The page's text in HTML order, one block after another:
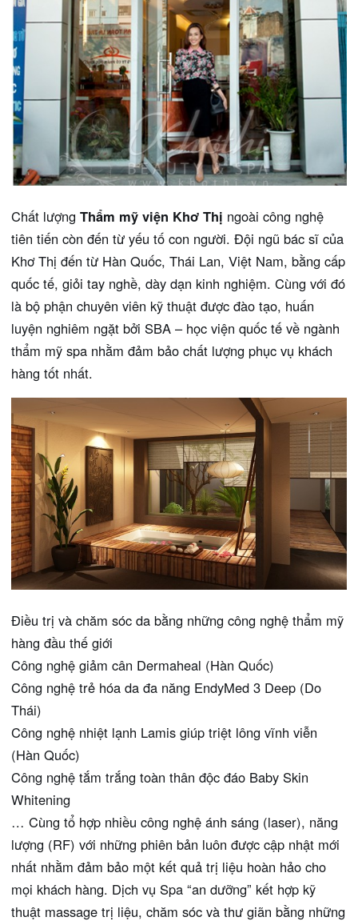
Chất lượng Thẩm mỹ viện Khơ Thị ngoài công nghệ
tiên tiến còn đến từ yếu tố con người. Đội ngũ bác sĩ của
Khơ Thị đến từ Hàn Quốc, Thái Lan, Việt Nam, bằng cấp
quốc tế, giỏi tay nghề, dày dạn kinh nghiệm. Cùng với đó
là bộ phận chuyên viên kỹ thuật được đào tạo, huấn
luyện nghiêm ngặt bởi SBA – học viện quốc tế về ngành
thẩm mỹ spa nhằm đảm bảo chất lượng phục vụ khách
hàng tốt nhất.
Điều trị và chăm sóc da bằng những công nghệ thẩm mỹ
hàng đầu thế giới
Công nghệ giảm cân Dermaheal (Hàn Quốc)
Công nghệ trẻ hóa da đa năng EndyMed 3 Deep (Do
Thái)
Công nghệ nhiệt lạnh Lamis giúp triệt lông vĩnh viễn
(Hàn Quốc)
Công nghệ tắm trắng toàn thân độc đáo Baby Skin
Whitening
… Cùng tổ hợp nhiều công nghệ ánh sáng (laser), năng
lượng (RF) với những phiên bản luôn được cập nhật mới
nhất nhằm đảm bảo một kết quả trị liệu hoàn hảo cho
mọi khách hàng. Dịch vụ Spa “an dưỡng” kết hợp kỹ
thuật massage trị liệu, chăm sóc và thư giãn bằng những